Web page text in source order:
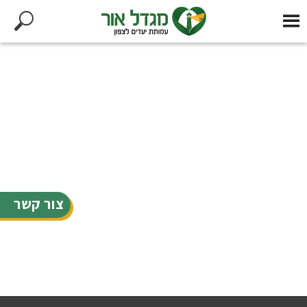
צור קשר